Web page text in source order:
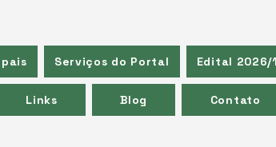
Serviços do Portal Edital 2026/
Links Blog Contato